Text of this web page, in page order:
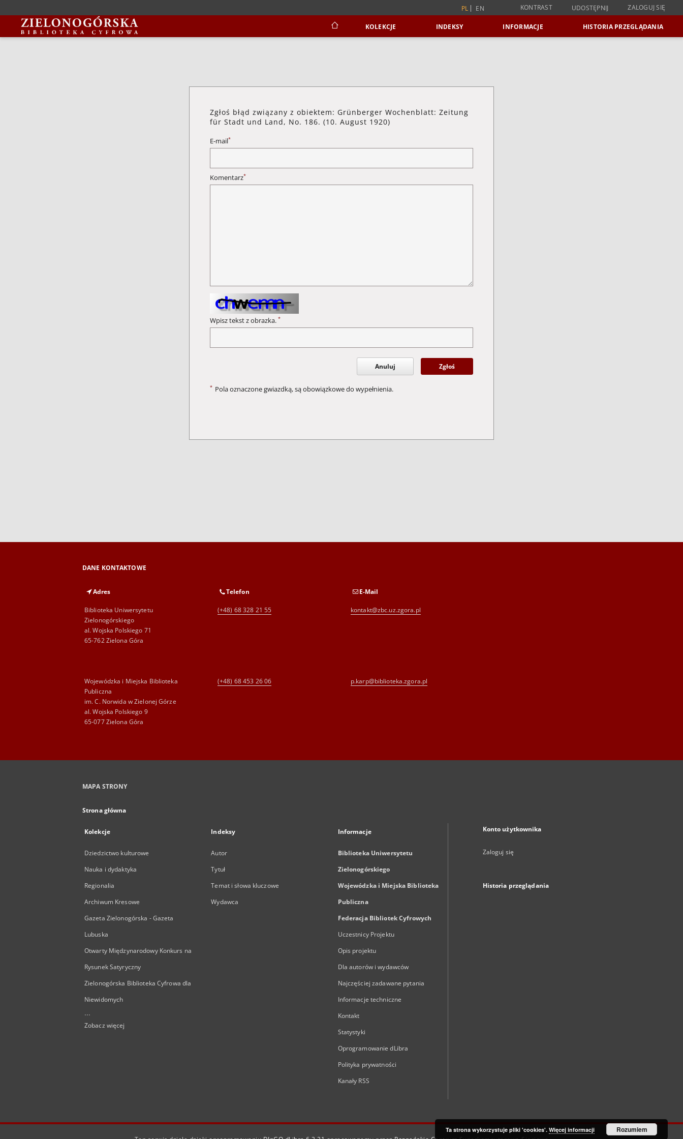
PL EN KONTRAST UDOSTĘPNIJ ZALOGUJ SIĘ
KOLEKCJE INDEKSY INFORMACJE HISTORIA PRZEGLĄDANIA
Zgłoś błąd związany z obiektem: Grünberger Wochenblatt: Zeitung
für Stadt und Land, No. 186. (10. August 1920)
E-mail*
Komentarz*
Wpisz tekst z obrazka. *
Anuluj Zgłoś
* Pola oznaczone gwiazdką, są obowiązkowe do wypełnienia.
DANE KONTAKTOWE
Adres
Biblioteka Uniwersytetu
Zielonogórskiego
al. Wojska Polskiego 71
65-762 Zielona Góra
Telefon
(+48) 68 328 21 55
E-Mail
kontakt@zbc.uz.zgora.pl
Wojewódzka i Miejska Biblioteka
Publiczna
im. C. Norwida w Zielonej Górze
al. Wojska Polskiego 9
65-077 Zielona Góra
(+48) 68 453 26 06 p.karp@biblioteka.zgora.pl
MAPA STRONY
Strona główna
Kolekcje
Dziedzictwo kulturowe
Nauka i dydaktyka
Regionalia
Archiwum Kresowe
Gazeta Zielonogórska - Gazeta
Lubuska
Otwarty Międzynarodowy Konkurs na
Rysunek Satyryczny
Zielonogórska Biblioteka Cyfrowa dla
Niewidomych
...
Zobacz więcej
Indeksy
Autor
Tytuł
Temat i słowa kluczowe
Wydawca
Informacje
Biblioteka Uniwersytetu
Zielonogórskiego
Wojewódzka i Miejska Biblioteka
Publiczna
Federacja Bibliotek Cyfrowych
Uczestnicy Projektu
Opis projektu
Dla autorów i wydawców
Najczęściej zadawane pytania
Informacje techniczne
Kontakt
Statystyki
Oprogramowanie dLibra
Polityka prywatności
Kanały RSS
Konto użytkownika
Zaloguj się
Historia przeglądania
Ta strona wykorzystuje pliki 'cookies'. Więcej informacji Rozumiem